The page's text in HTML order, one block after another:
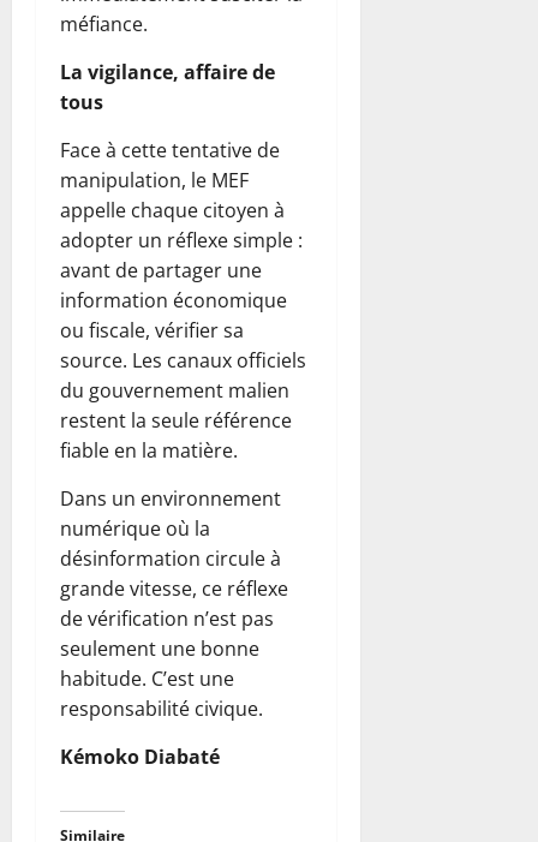
méfiance.
La vigilance, affaire de
tous
Face à cette tentative de
manipulation, le MEF
appelle chaque citoyen à
adopter un réflexe simple :
avant de partager une
information économique
ou fiscale, vérifier sa
source. Les canaux officiels
du gouvernement malien
restent la seule référence
fiable en la matière.
Dans un environnement
numérique où la
désinformation circule à
grande vitesse, ce réflexe
de vérification n’est pas
seulement une bonne
habitude. C’est une
responsabilité civique.
Kémoko Diabaté
Similaire